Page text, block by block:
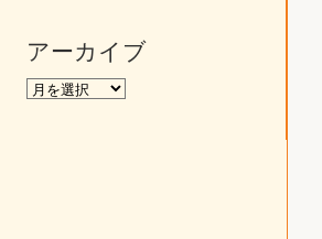
アーカイブ